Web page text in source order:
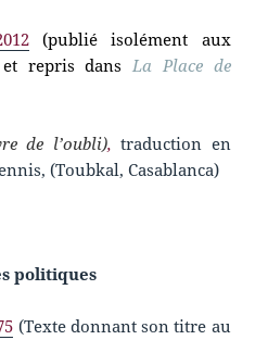
(publié isolément aux
et repris dansLa Place de
de l’oubli),traduction en
(Toubkal, Casablanca)
politiques
(Texte donnant son titre au